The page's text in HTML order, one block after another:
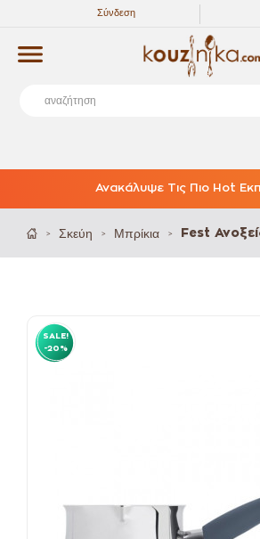
Σύνδεση
Ανακάλυψε Τις Πιο Hot
> Σκεύη > Μπρίκια > Fest
SALE!
-20%